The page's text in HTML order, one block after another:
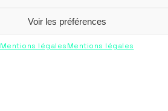
Voir les préférences
Mentions légalesMentions légales